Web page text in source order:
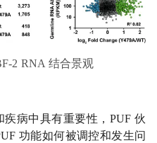
2 RNA 结合景观
病中具有重要性，PUF 伙
功能如何被调控和发生问